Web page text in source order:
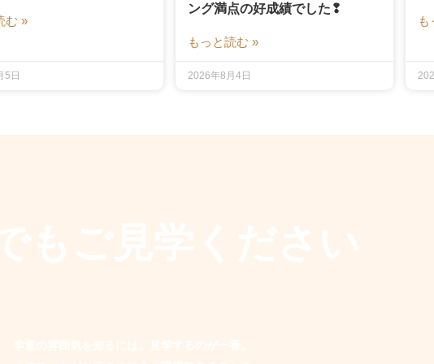
む »
5日
ング満点の好成績でした❢
もっと読む »
2026年8月4日